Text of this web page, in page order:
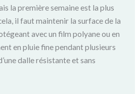
la première semaine est la plus
il faut maintenir la surface de la
avec un film polyane ou en
en pluie fine pendant plusieurs
dalle résistante et sans